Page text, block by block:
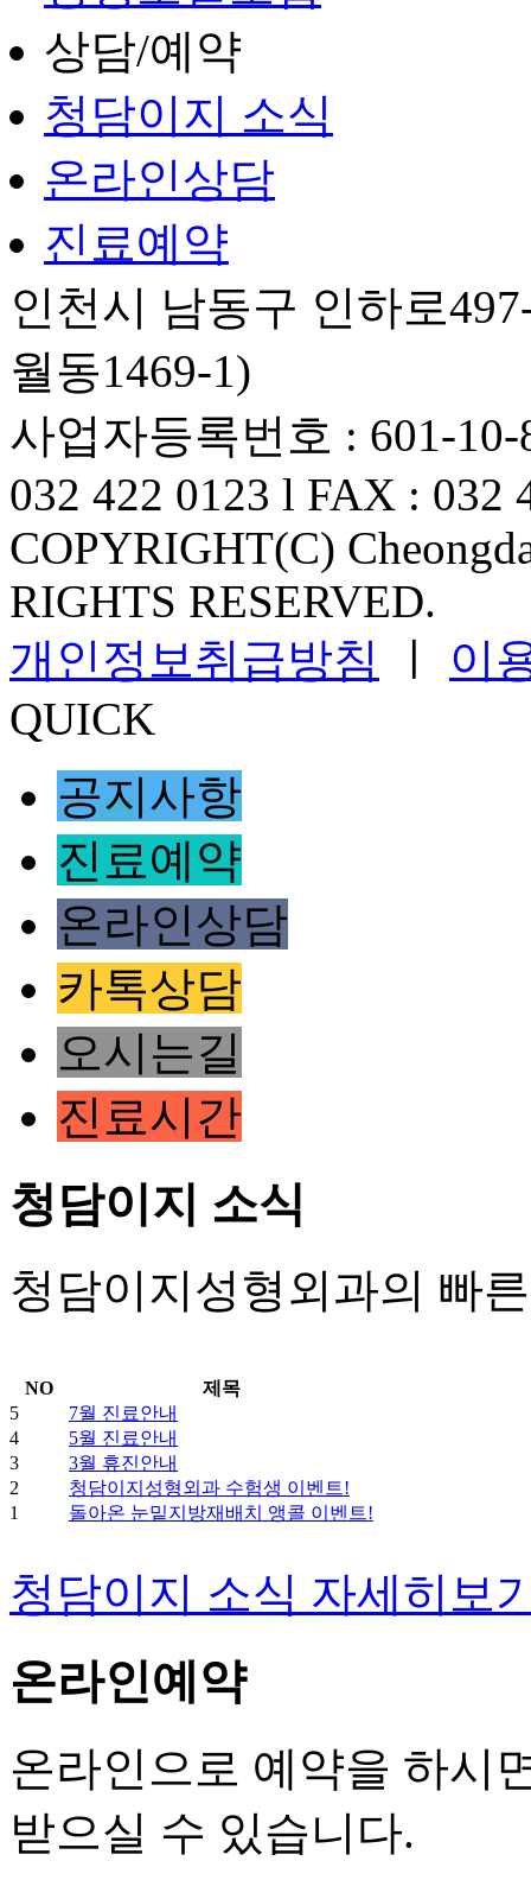
상담/예약
청담이지 소식
온라인상담
진료예약
인천시 남동구 인하로
월동1469-1)
사업자등록번호 : 601-
032 422 0123 l FAX : 032
COPYRIGHT(C)
RIGHTS RESERVED.
개인정보취급방침
이
QUICK
공지사항
진료예약
온라인상담
카톡상담
오시는길
진료시간
청담이지 소식
청담이지성형외과의 빠
NO
제목
5
7월 진료안내
4
5월 진료안내
3
3월 휴진안내
2
청담이지성형외과 수험생 이벤트!
1
돌아온 눈밑지방재배치 앵콜 이벤트!
청담이지 소식 자세히보
온라인예약
온라인으로 예약을 하시
받으실 수 있습니다.